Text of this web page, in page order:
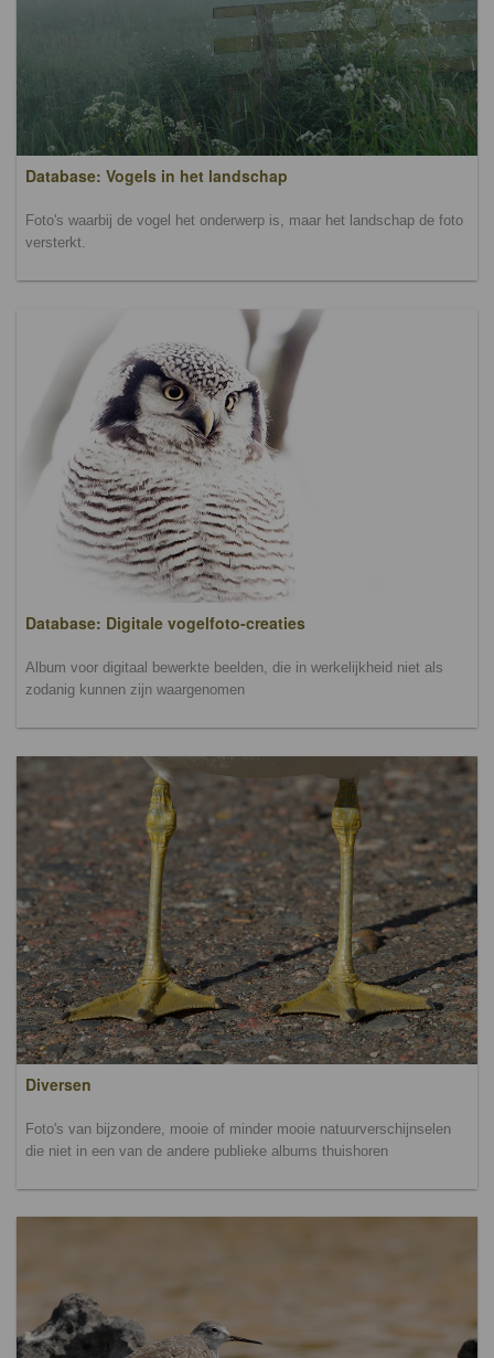
Database: Vogels in het landschap
Foto's waarbij de vogel het onderwerp is, maar het landschap de foto
versterkt.
Database: Digitale vogelfoto-creaties
Album voor digitaal bewerkte beelden, die in werkelijkheid niet als
zodanig kunnen zijn waargenomen
Diversen
Foto's van bijzondere, mooie of minder mooie natuurverschijnselen
die niet in een van de andere publieke albums thuishoren